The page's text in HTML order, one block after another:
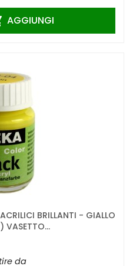
AGGIUNGI
BRILLANTI - GIALLO
VASETTO...
da